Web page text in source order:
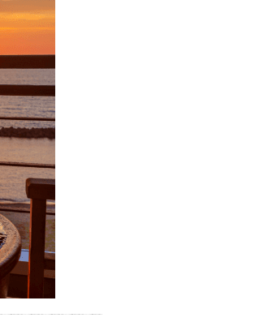
れたら、次は占
しして、心もほ
んか？